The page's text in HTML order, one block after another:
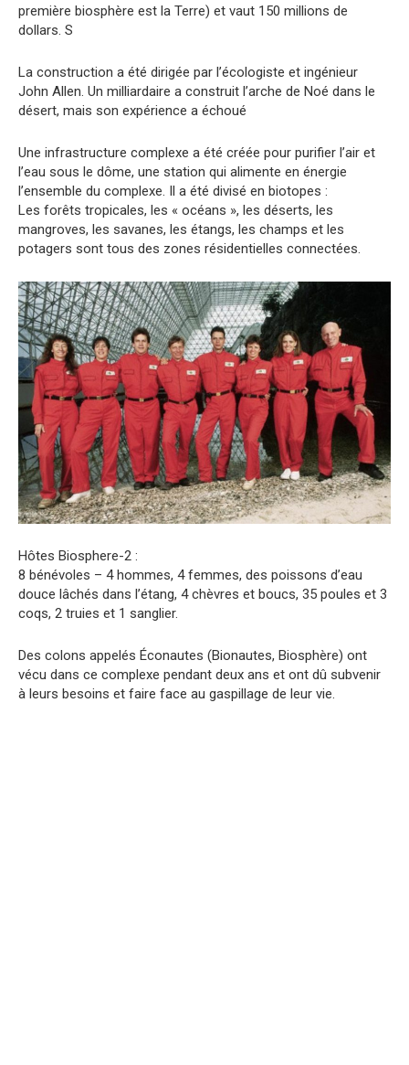
première biosphère est la Terre) et vaut 150 millions de
dollars. S
La construction a été dirigée par l’écologiste et ingénieur
John Allen. Un milliardaire a construit l’arche de Noé dans le
désert, mais son expérience a échoué
Une infrastructure complexe a été créée pour purifier l’air et
l’eau sous le dôme, une station qui alimente en énergie
l’ensemble du complexe. Il a été divisé en biotopes :
Les forêts tropicales, les « océans », les déserts, les
mangroves, les savanes, les étangs, les champs et les
potagers sont tous des zones résidentielles connectées.
Hôtes Biosphere-2 :
8 bénévoles – 4 hommes, 4 femmes, des poissons d’eau
douce lâchés dans l’étang, 4 chèvres et boucs, 35 poules et 3
coqs, 2 truies et 1 sanglier.
Des colons appelés Éconautes (Bionautes, Biosphère) ont
vécu dans ce complexe pendant deux ans et ont dû subvenir
à leurs besoins et faire face au gaspillage de leur vie.